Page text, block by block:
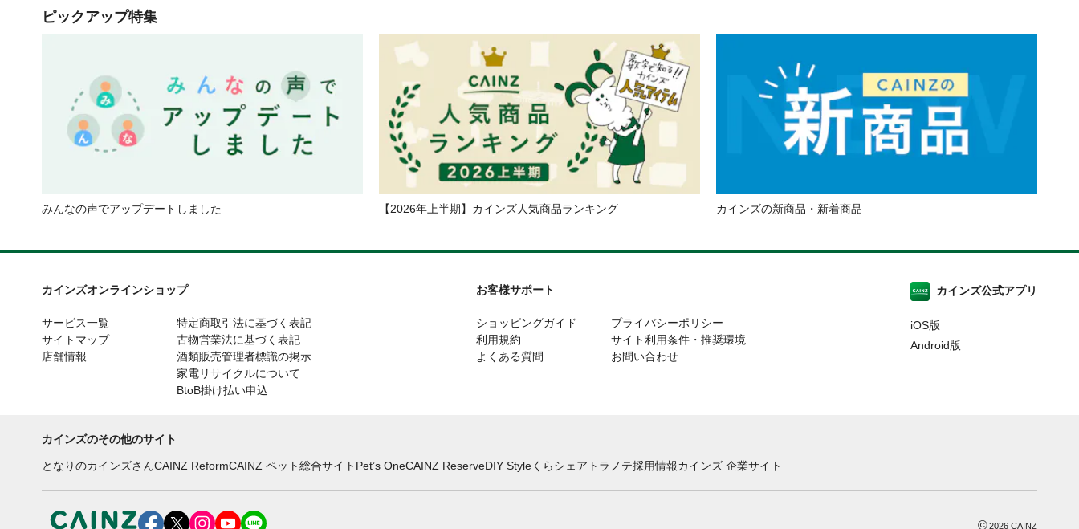
ピックアップ特集
みんなの声でアップデートしました 【2026年上半期】カインズ人気商品ランキング カインズの新商品・新着商品
カインズオンラインショップ
サービス一覧
サイトマップ
店舗情報
特定商取引法に基づく表記
古物営業法に基づく表記
酒類販売管理者標識の掲示
家電リサイクルについて
BtoB掛け払い申込
お客様サポート
ショッピングガイド
利用規約
よくある質問
プライバシーポリシー
サイト利用条件・推奨環境
お問い合わせ
カインズ公式アプリ
iOS版
Android版
カインズのその他のサイト
となりのカインズさんCAINZ ReformCAINZ ペット総合サイト Pet’s OneCAINZ ReserveDIY Styleくらシェア トラノテ採用情報カインズ 企業サイト
©2026 CAINZ